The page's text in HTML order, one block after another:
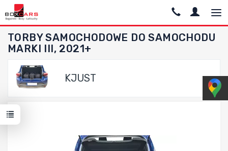
TORBY SAMOCHODOWE DO SAMOCHODU
MARKI III, 2021+
KJUST